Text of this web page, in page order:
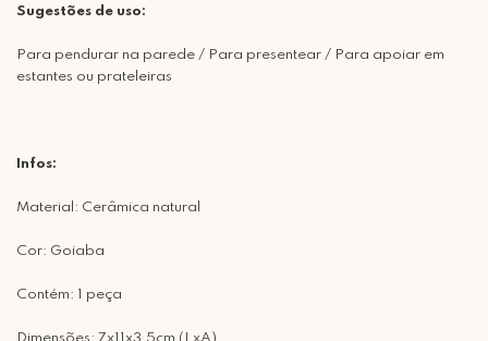
Sugestões de uso:
Para pendurar na parede / Para presentear / Para apoiar em
estantes ou prateleiras
Infos:
Material: Cerâmica natural
Cor: Goiaba
Contém: 1 peça